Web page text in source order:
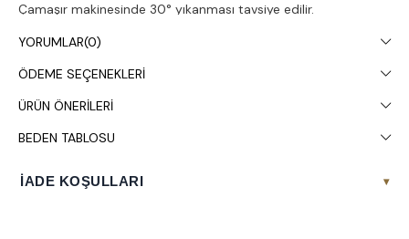
Çamaşır makinesinde 30° yıkanması tavsiye edilir.
YORUMLAR(0)
ÖDEME SEÇENEKLERI
ÜRÜN ÖNERILERI
BEDEN TABLOSU
İADE KOŞULLARI ▾